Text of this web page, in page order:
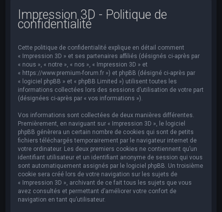
Impression 3D - Politique de
confidentialité
Cette politique de confidentialité explique en détail comment
« Impression 3D » et ses partenaires affiliés (désignés ci-après par
« nous », « notre », « nos », « Impression 3D » et
« https://www.premium-forum.fr ») et phpBB (désigné ci-après par
« logiciel phpBB » et « phpBB Limited ») utilisent toutes les
informations collectées lors des sessions d’utilisation de votre part
(désignées ci-après par « vos informations »).
Vos informations sont collectées de deux manières différentes.
Premièrement, en naviguant sur « Impression 3D », le logiciel
phpBB génèrera un certain nombre de cookies qui sont de petits
fichiers téléchargés temporairement par le navigateur internet de
votre ordinateur. Les deux premiers cookies ne contiennent qu’un
identifiant utilisateur et un identifiant anonyme de session qui vous
sont automatiquement assignés par le logiciel phpBB. Un troisième
cookie sera créé lors de votre navigation sur les sujets de
« Impression 3D », archivant de ce fait tous les sujets que vous
avez consultés et permettant d’améliorer votre confort de
navigation en tant qu’utilisateur.